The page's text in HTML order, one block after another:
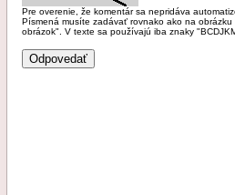
Pre overenie, že komentár sa nepridáva
Písmená musíte zadávať rovnako ako na
obrázok". V texte sa používajú iba znaky